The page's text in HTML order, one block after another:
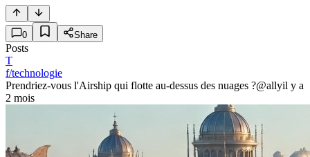
0 Share
Posts
T
f/technologie
Prendriez-vous l'Airship qui flotte au-dessus des nuages ?@allyil y a
2 mois